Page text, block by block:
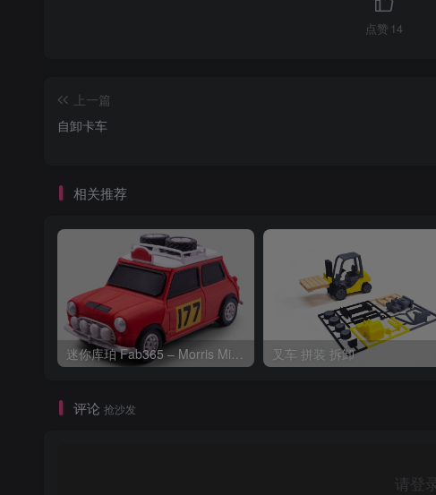
点赞 14
上一篇
自卸卡车
相关推荐
叉车 拼装 拆卸
评论 抢沙发
请登